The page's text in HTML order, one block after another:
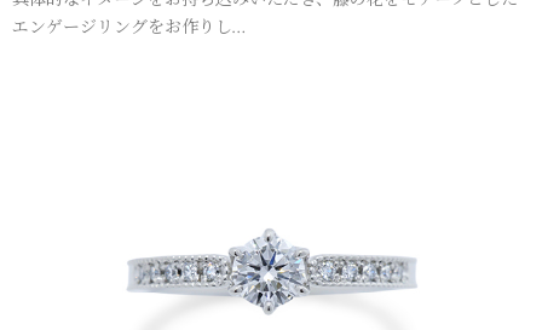
エンゲージリングをお作りし…